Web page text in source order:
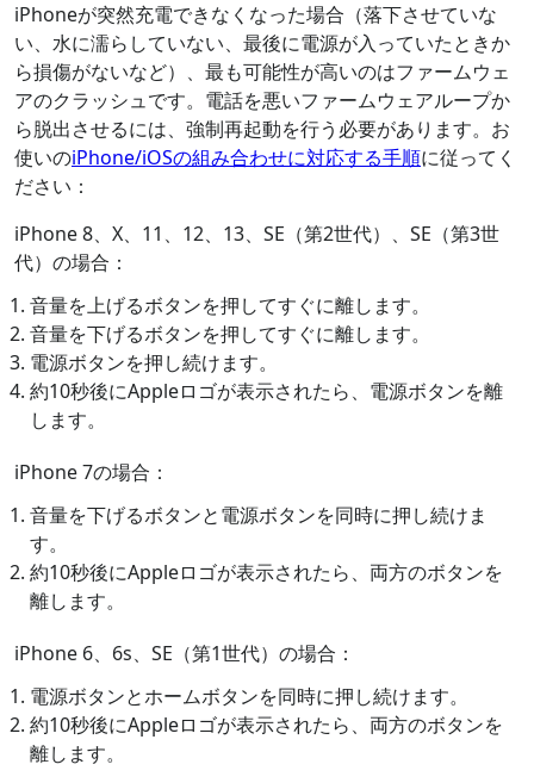
iPhoneが突然充電できなくなった場合（落下させていな
い、水に濡らしていない、最後に電源が入っていたときか
ら損傷がないなど）、最も可能性が高いのはファームウェ
アのクラッシュです。電話を悪いファームウェアループか
ら脱出させるには、強制再起動を行う必要があります。お
使いのiPhone/iOSの組み合わせに対応する手順に従ってく
ださい：
iPhone 8、X、11、12、13、SE（第2世代）、SE（第3世
代）の場合：
音量を上げるボタンを押してすぐに離します。
音量を下げるボタンを押してすぐに離します。
電源ボタンを押し続けます。
約10秒後にAppleロゴが表示されたら、電源ボタンを離
します。
iPhone 7の場合：
音量を下げるボタンと電源ボタンを同時に押し続けま
す。
約10秒後にAppleロゴが表示されたら、両方のボタンを
離します。
iPhone 6、6s、SE（第1世代）の場合：
電源ボタンとホームボタンを同時に押し続けます。
約10秒後にAppleロゴが表示されたら、両方のボタンを
離します。